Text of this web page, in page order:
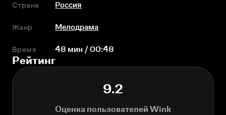
Страна
Россия
Жанр Мелодрама
Время 48 мин / 00:48
Рейтинг
9.2
Оценка пользователей Wink